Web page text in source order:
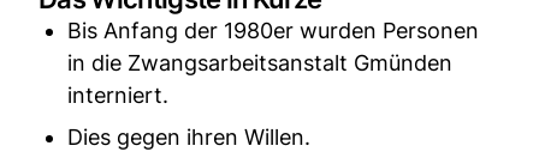
Bis Anfang der 1980er wurden Personen
in die Zwangsarbeitsanstalt Gmünden
interniert.
Dies gegen ihren Willen.